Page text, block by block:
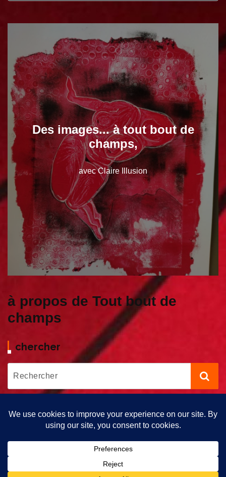
Des images... à tout bout de
champs,
avec Claire Illusion
à propos de Tout bout de
champs
chercher
Copyright © 2026 Tout bout de Champs | Propulsé par Tout Bout
de Champs